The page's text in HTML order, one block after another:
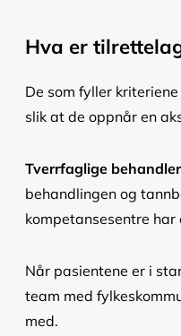
Hva er
De som fyller
slik at de oppnår en
Tverrfaglige
behandlingen og
kompetansesentre
Når pasientene er i
team med
med.